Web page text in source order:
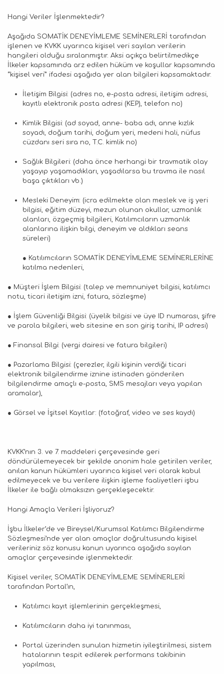
Hangi Veriler İşlenmektedir?
Aşağıda SOMATİK DENEYİMLEME SEMİNERLERİ tarafından
işlenen ve KVKK uyarınca kişisel veri sayılan verilerin
hangileri olduğu sıralanmıştır. Aksi açıkça belirtilmedikçe
İlkeler kapsamında arz edilen hüküm ve koşullar kapsamında
“kişisel veri” ifadesi aşağıda yer alan bilgileri kapsamaktadır.
İletişim Bilgisi: (adres no, e-posta adresi, iletişim adresi,
kayıtlı elektronik posta adresi (KEP), telefon no)
Kimlik Bilgisi: (ad soyad, anne- baba adı, anne kızlık
soyadı, doğum tarihi, doğum yeri, medeni hali, nüfus
cüzdanı seri sıra no, T.C. kimlik no)
Sağlık Bilgileri: (daha önce herhangi bir travmatik olay
yaşayıp yaşamadıkları, yaşadılarsa bu travma ile nasıl
başa çıktıkları vb.)
Mesleki Deneyim: (icra edilmekte olan meslek ve iş yeri
bilgisi, eğitim düzeyi, mezun olunan okullar, uzmanlık
alanları, özgeçmiş bilgileri, Katılımcıların uzmanlık
alanlarına ilişkin bilgi, deneyim ve aldıkları seans
süreleri)
● Katılımcıların SOMATİK DENEYİMLEME SEMİNERLERİNE
katılma nedenleri,
● Müşteri İşlem Bilgisi: (talep ve memnuniyet bilgisi, katılımcı
notu, ticari iletişim izni, fatura, sözleşme)
● İşlem Güvenliği Bilgisi: (üyelik bilgisi ve üye ID numarası, şifre
ve parola bilgileri, web sitesine en son giriş tarihi, IP adresi)
● Finansal Bilgi: (vergi dairesi ve fatura bilgileri)
● Pazarlama Bilgisi: (çerezler, ilgili kişinin verdiği ticari
elektronik bilgilendirme iznine istinaden gönderilen
bilgilendirme amaçlı e-posta, SMS mesajları veya yapılan
aramalar),
● Görsel ve İşitsel Kayıtlar: (fotoğraf, video ve ses kaydı)
KVKK’nın 3. ve 7. maddeleri çerçevesinde geri
döndürülemeyecek bir şekilde anonim hale getirilen veriler,
anılan kanun hükümleri uyarınca kişisel veri olarak kabul
edilmeyecek ve bu verilere ilişkin işleme faaliyetleri işbu
İlkeler ile bağlı olmaksızın gerçekleşecektir.
Hangi Amaçla Verileri İşliyoruz?
İşbu İlkeler’de ve Bireysel/Kurumsal Katılımcı Bilgilendirme
Sözleşmesi’nde yer alan amaçlar doğrultusunda kişisel
verileriniz söz konusu kanun uyarınca aşağıda sayılan
amaçlar çerçevesinde işlenmektedir.
Kişisel veriler, SOMATİK DENEYİMLEME SEMİNERLERİ
tarafından Portal’ın,
Katılımcı kayıt işlemlerinin gerçekleşmesi,
Katılımcıların daha iyi tanınması,
Portal üzerinden sunulan hizmetin iyileştirilmesi, sistem
hatalarının tespit edilerek performans takibinin
yapılması,